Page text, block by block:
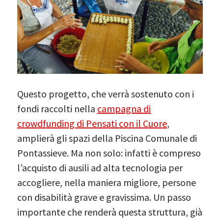
Questo progetto, che verrà sostenuto con i
fondi raccolti nella campagna di
crowdfunding di Pensati con il Cuore,
amplierà gli spazi della Piscina Comunale di
Pontassieve. Ma non solo: infatti è compreso
l’acquisto di ausili ad alta tecnologia per
accogliere, nella maniera migliore, persone
con disabilità grave e gravissima. Un passo
importante che renderà questa struttura, già